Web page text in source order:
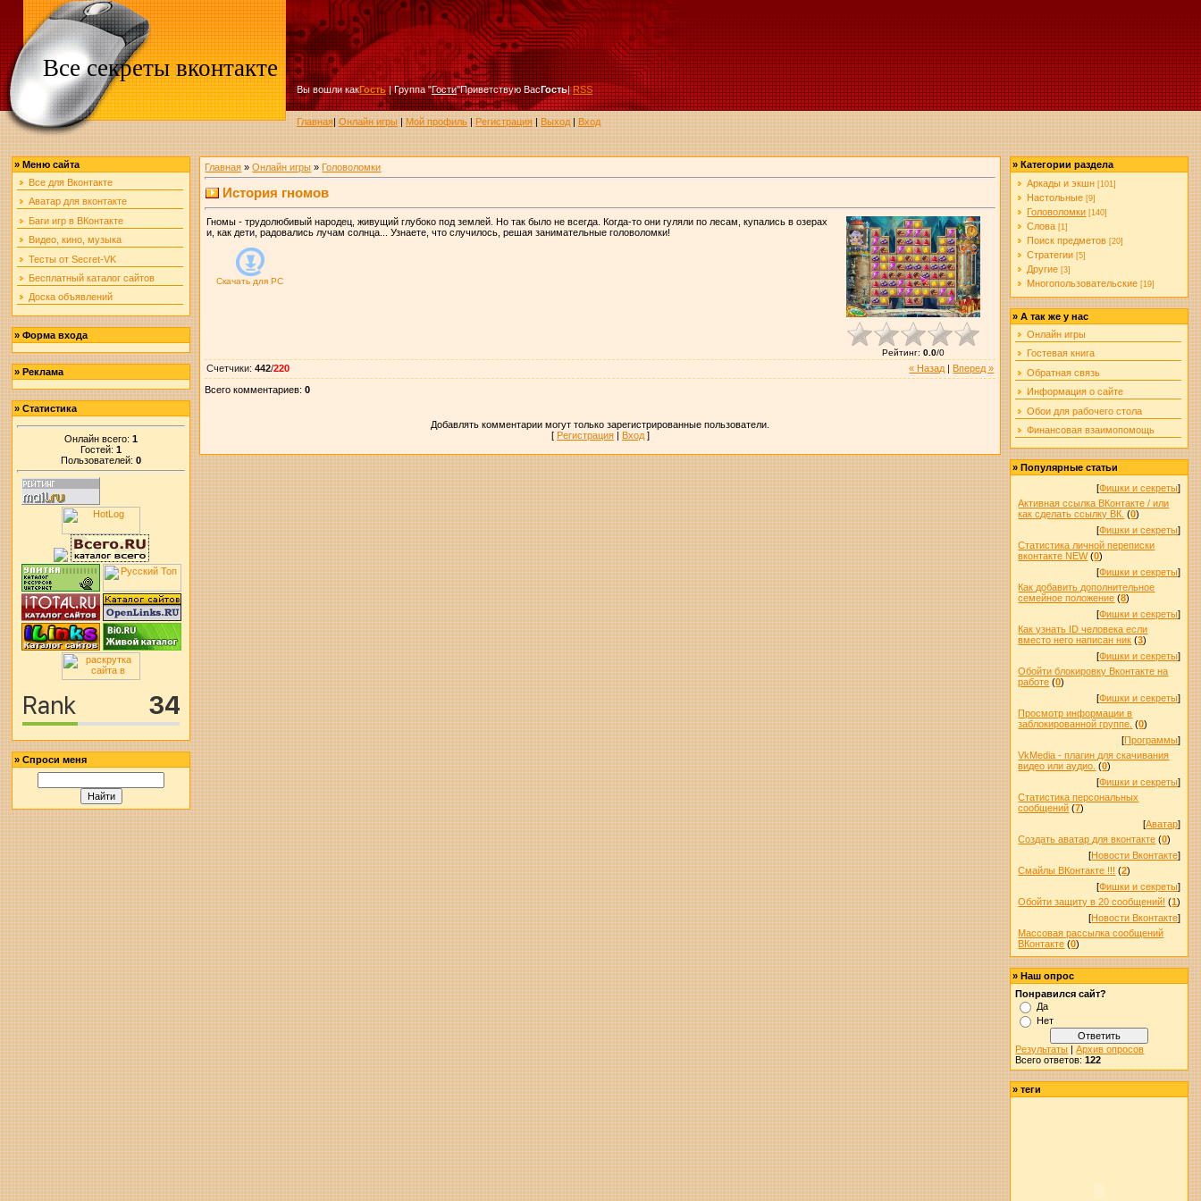
Все секреты вконтакте
Вы вошли какГость|Группа"Гости"Приветствую ВасГость|RSS
Главная|Онлайн игры|Мой профиль|Регистрация|Выход|Вход
»Меню сайта
Все для Вконтакте
Аватар для вконтакте
Баги игр в ВКонтакте
Видео, кино, музыка
Тесты от Secret-VK
Бесплатный каталог сайтов
Доска объявлений
»Форма входа
»Реклама
»Статистика
Онлайн всего:1
Гостей:1
Пользователей:0
»Спроси меня
Главная »Онлайн игры » Головоломки
История гномов
Гномы - трудолюбивый народец, живущий глубоко под землей. Но так было не всегда. Когда-то они гуляли по лесам, купались в озерах
и, как дети, радовались лучам солнца... Узнаете, что случилось, решая занимательные головоломки!
Скачать для PC
Рейтинг:0.0/0
« Назад Вперед »
Счетчики:442/220
Всего комментариев:0
Добавлять комментарии могут только зарегистрированные пользователи.
[ Регистрация| Вход]
»Категории раздела
Аркады и экшн [101]
Настольные [9]
Головоломки [140]
Слова [1]
Поиск предметов [20]
Стратегии [5]
Другие [3]
Многопользовательские [19]
»А так же у нас
Онлайн игры
Гостевая книга
Обратная связь
Информация о сайте
Обои для рабочего стола
Финансовая взаимопомощь
»Популярные статьи
[Фишки и секреты]
Активная ссылка ВКонтакте / или
как сделать ссылку ВК. (0)
[Фишки и секреты]
Статистика личной переписки
вконтакте NEW (0)
[Фишки и секреты]
Как добавить дополнительное
семейное положение (8)
[Фишки и секреты]
Как узнать ID человека если
вместо него написан ник (3)
[Фишки и секреты]
Обойти блокировку Вконтакте на
работе (0)
[Фишки и секреты]
Просмотр информации в
заблокированной группе. (0)
[Программы]
VkMedia - плагин для скачивания
видео или аудио. (0)
[Фишки и секреты]
Статистика персональных
сообщений (7)
[Аватар]
Создать аватар для вконтакте (0)
[Новости Вконтакте]
Смайлы ВКонтакте !!! (2)
[Фишки и секреты]
Обойти защиту в 20 сообщений! (1)
[Новости Вконтакте]
Массовая рассылка сообщений
ВКонтакте (0)
»Наш опрос
Понравился сайт?
Да
Нет
Результаты |Архив опросов
Всего ответов:122
»теги